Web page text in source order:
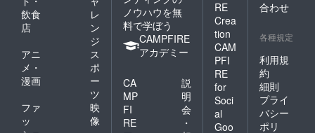
飲食
店
レ
ン
ジ
アニ
メ・
漫画
ス
ポ
ー
ツ
ファ
ッ
映
像
ノウハウを無
料で学ぼう
CAMPFIRE
アカデミー
CA
MP
FI
RE
説
明
会
・
RE
Crea
tion
CAM
PFI
RE
for
Soci
al
Goo
合わせ
各種規定
利用規
約
細則
プライ
バシー
ポリ